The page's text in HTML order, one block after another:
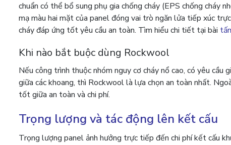
chuẩn có thể bổ sung phụ gia chống cháy (EPS chống cháy
mạ màu hai mặt của panel đóng vai trò ngăn lửa tiếp xúc
cháy đáp ứng tốt yêu cầu an toàn. Tìm hiểu chi tiết tại bài
Khi nào bắt buộc dùng Rockwool
Nếu công trình thuộc nhóm nguy cơ cháy nổ cao, có yêu
giữa các khoang, thì Rockwool là lựa chọn an toàn nhất.
tốt giữa an toàn và chi phí.
Trọng lượng và tác động lên kết cấu
Trọng lượng panel ảnh hưởng trực tiếp đến chi phí kết cấu